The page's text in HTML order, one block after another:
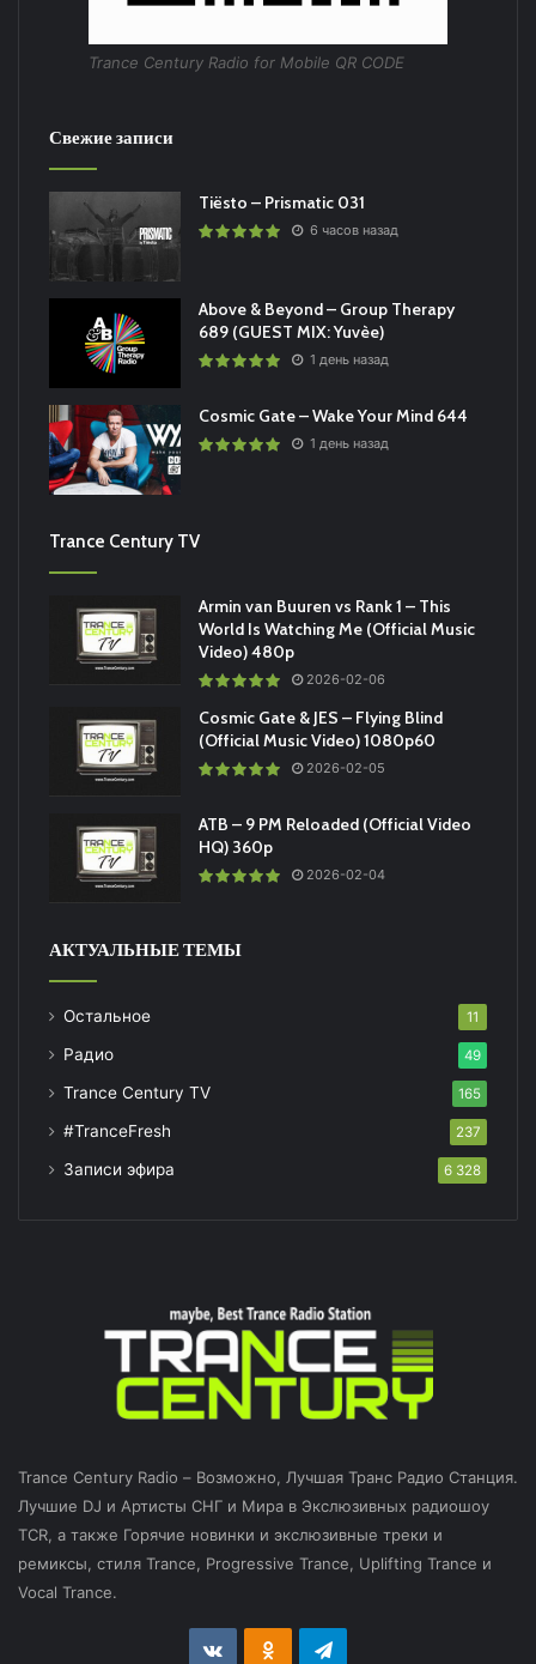
Trance Century Radio for Mobile QR CODE
Свежие записи
Tiësto – Prismatic 031
6 часов назад
Above & Beyond – Group Therapy
689 (GUEST MIX: Yuvèe)
1 день назад
Cosmic Gate – Wake Your Mind 644
1 день назад
Trance Century TV
Armin van Buuren vs Rank 1 – This
World Is Watching Me (Official Music
Video) 480p
2026-02-06
Cosmic Gate & JES – Flying Blind
(Official Music Video) 1080p60
2026-02-05
ATB – 9 PM Reloaded (Official Video
HQ) 360p
2026-02-04
АКТУАЛЬНЫЕ ТЕМЫ
Остальное 11
Радио 49
Trance Century TV 165
#TranceFresh 237
Записи эфира 6 328
Trance Century Radio – Возможно, Лучшая Транс Радио Станция.
Лучшие DJ и Артисты СНГ и Мира в Экслюзивных радиошоу
TCR, а также Горячие новинки и экслюзивные треки и
ремиксы, стиля Trance, Progressive Trance, Uplifting Trance и
Vocal Trance.
vk.com Odnoklassniki
Telegram